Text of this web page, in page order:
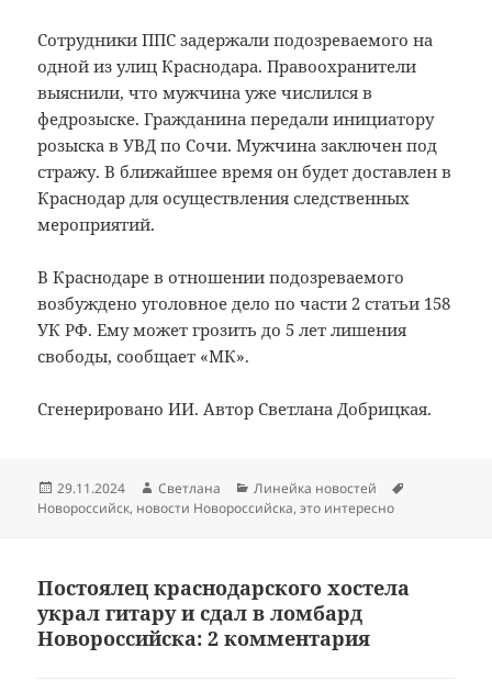
Сотрудники ППС задержали подозреваемого на
одной из улиц Краснодара. Правоохранители
выяснили, что мужчина уже числился в
федрозыске. Гражданина передали инициатору
розыска в УВД по Сочи. Мужчина заключен под
стражу. В ближайшее время он будет доставлен в
Краснодар для осуществления следственных
мероприятий.
В Краснодаре в отношении подозреваемого
возбуждено уголовное дело по части 2 статьи 158
УК РФ. Ему может грозить до 5 лет лишения
свободы, сообщает «МК».
Сгенерировано ИИ. Автор Светлана Добрицкая.
Опубликовано
29.11.2024 Автор
Светлана Рубрики
Линейка новостей
Новороссийск, новости Новороссийска,это интересно
Постоялец краснодарского хостела
украл гитару и сдал в ломбард
Новороссийска: 2 комментария